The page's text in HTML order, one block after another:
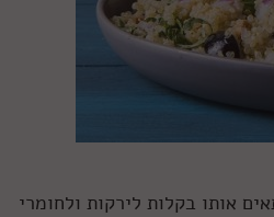
אותו בקלות לירקות ולחומרי